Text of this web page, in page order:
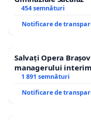
454 semnături
Notificare de
Salvați Opera
managerului
1 891 semnături
Notificare de